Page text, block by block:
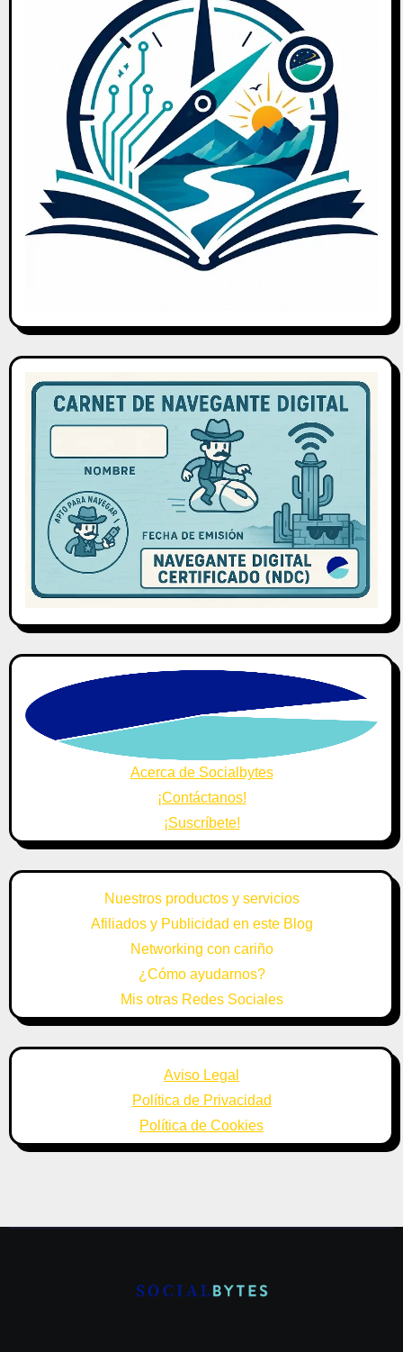
Acerca de Socialbytes
¡Contáctanos!
¡Suscríbete!
Nuestros productos y servicios
Afiliados y Publicidad en este Blog
Networking con cariño
¿Cómo ayudarnos?
Mis otras Redes Sociales
Aviso Legal
Política de Privacidad
Política de Cookies